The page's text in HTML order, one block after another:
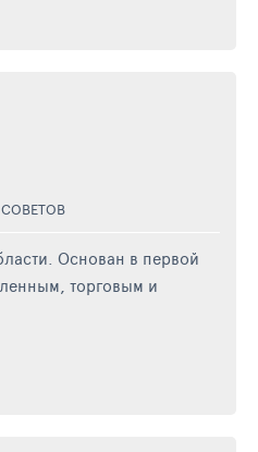
СОВЕТОВ
Основан в первой
торговым и